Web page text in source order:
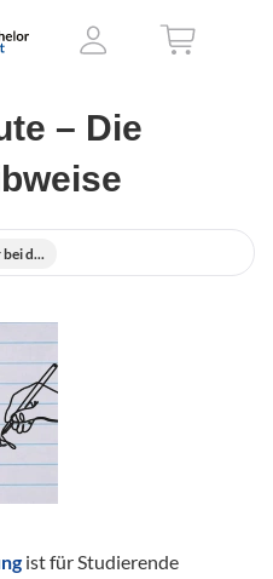
– Die
d...
ist für Studierende